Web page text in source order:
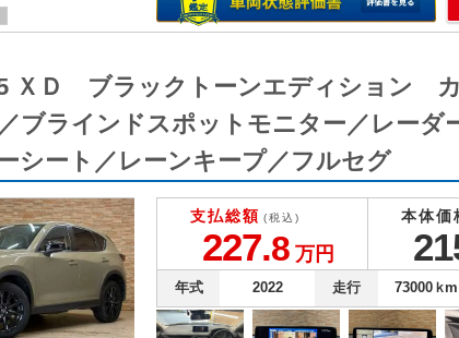
ＸＤ ブラックトーンエディション
ブラインドスポットモニター／レー
シート／レーンキープ／フルセグ
支払総額 (税込)
227.8 万円
本体価
年式 2022 走行 73000ｋm